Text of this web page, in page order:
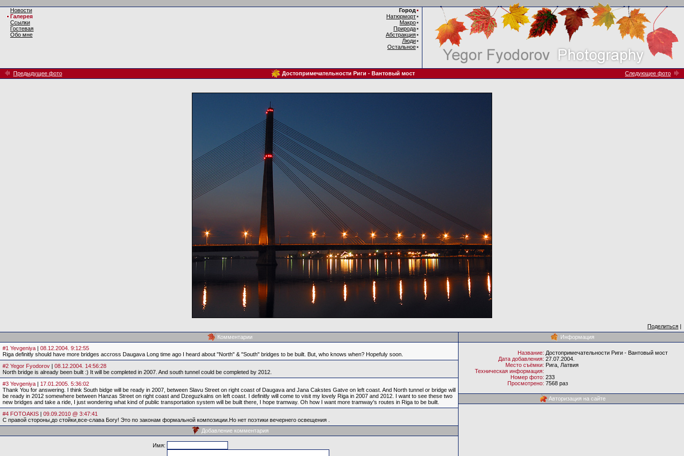
Новости
Галерея
Ссылки
Гостевая
Обо мне
Город
Натюрморт
Макро
Природа
Абстракция
Люди
Остальное
Предыдущее фото Достопримечательности Риги - Вантовый мост Следующее фото
Поделиться |
Комментарии
Информация
#1 Yevgeniya | 08.12.2004. 9:12:55
Riga definitly should have more bridges accross Daugava Long time ago I heard about "North" & "South" bridges to be built. But, who knows when? Hopefuly soon.
#2 Yegor Fyodorov | 08.12.2004. 14:56:28
North bridge is already been built :) It will be completed in 2007. And south tunnel could be completed by 2012.
#3 Yevgeniya | 17.01.2005. 5:36:02
Thank You for answering. I think South bidge will be ready in 2007, between Slavu Street on right coast of Daugava and Jana Cakstes Gatve on left coast. And North tunnel or bridge will
be ready in 2012 somewhere between Hanzas Street on right coast and Dzeguzkalns on left coast. I definitly will come to visit my lovely Riga in 2007 and 2012. I want to see these two
new bridges and take a ride, I just wondering what kind of public transportation system will be built there, I hope tramway. Oh how I want more tramway's routes in Riga to be built.
#4 FOTOAKIS | 09.09.2010 @ 3:47:41
C правой стороны,до стойки,все-слава Богу! Это по законам формальной композиции.Но нет поэтики вечернего освещения .
Добавление комментария
Имя:
Название: Достопримечательности Риги - Вантовый мост
Дата добавления: 27.07.2004.
Место съёмки: Рига, Латвия
Техническая информация:
Номер фото: 233
Просмотрено: 7568 раз
Авторизация на сайте